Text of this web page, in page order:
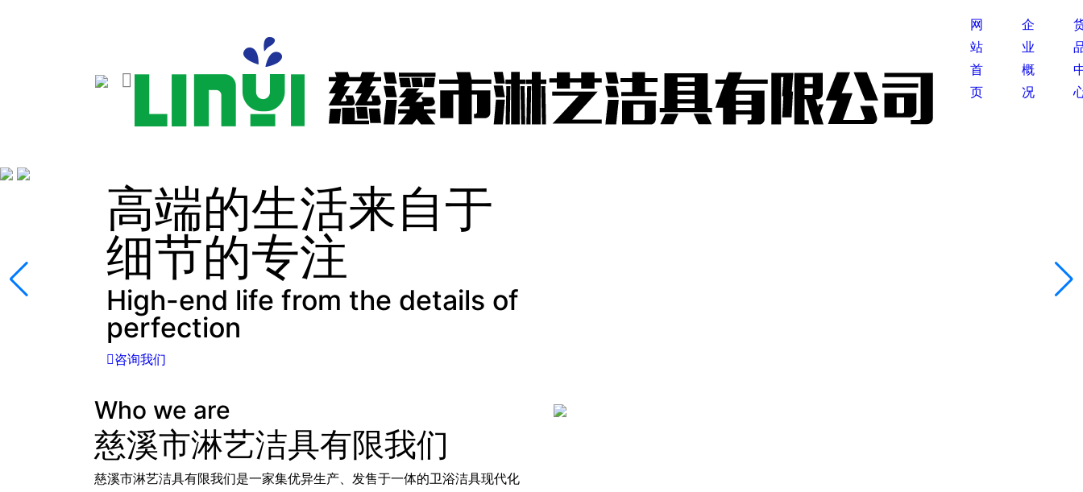

网
站
首
页
企
业
概
况
高端的生活来自于
细节的专注
High-end life from the details of
perfection
咨询我们
Who we are
慈溪市淋艺洁具有限我们
慈溪市淋艺洁具有限我们是一家集优异生产、发售于一体的卫浴洁具现代化